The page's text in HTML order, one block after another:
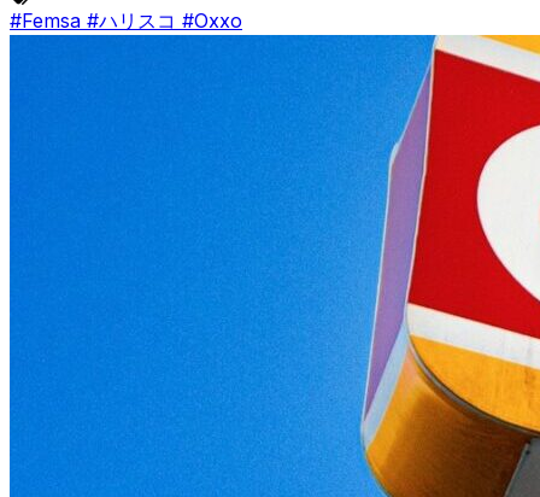
#Femsa #ハリスコ #Oxxo